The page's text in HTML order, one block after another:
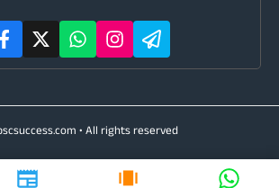
• All rights reserved